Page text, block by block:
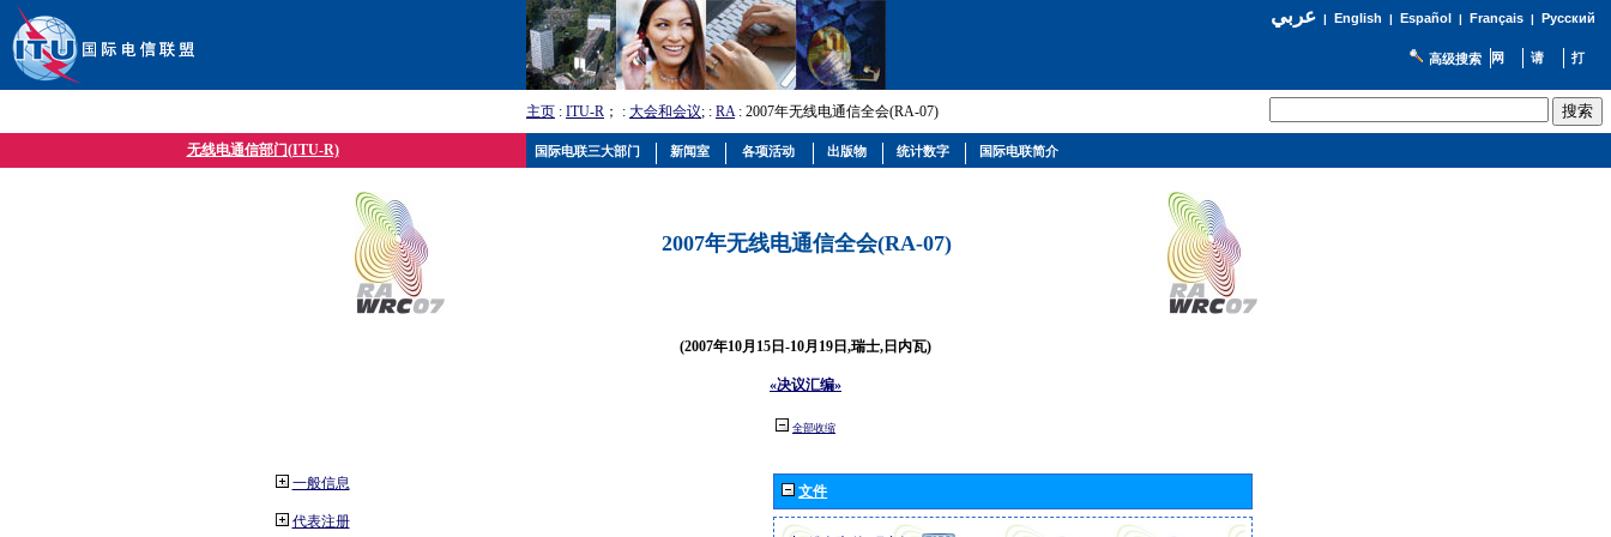
عربي| English | Español | Français| Русский
高级搜索
主页 : ITU-R ； : 大会和会议; : RA: 2007年无线电通信全会(RA-07)
无线电通信部门(ITU-R)
2007年无线电通信全会(RA-07)
(2007年10月15日-10月19日,瑞士,日内瓦)
«决议汇编»
全部收缩
一般信息
代表注册
文件
国际电联三大部门 新闻室 各项活动 出版物 统计数字 国际电联简介